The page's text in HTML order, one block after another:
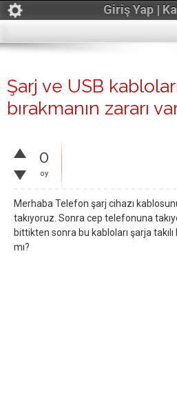
Giriş Yap |
Şarj ve USB
bırakmanın zararı
0
oy
Merhaba Telefon şarj cihazı
takıyoruz. Sonra cep telefonuna
bittikten sonra bu kabloları şarja takılı
mı?